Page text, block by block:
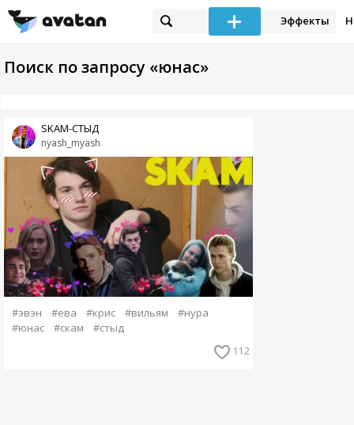
Эффекты
Поиск по запросу «юнас»
nyash_myash
SKAM-СТЫД
#эвэн #ева #крис #вильям
#нура
#юнас
#скам #стыд
112